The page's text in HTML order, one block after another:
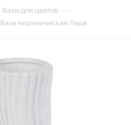
Вазы для цветов —
Ваза керамическая Лара